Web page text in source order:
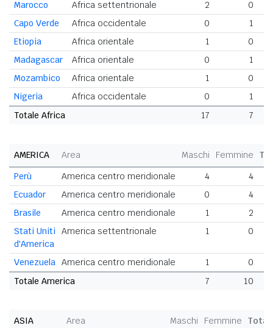
Marocco Africa settentrionale 2
0
Capo Verde
Africa occidentale 0
1
Etiopia
Africa orientale 1
0
Madagascar
Africa orientale 0
1
Mozambico
Africa orientale 1
0
Nigeria
Africa occidentale 0
1
Totale Africa
17 7
AMERICA Area Maschi Femmine
Perù
America centro meridionale 4
4
Ecuador
America centro meridionale 0
4
Brasile
America centro meridionale 1
2
Stati Uniti
d'America
America settentrionale 1 0
Venezuela America centro meridionale 1
0
Totale America
7 10
ASIA Area Maschi Femmine